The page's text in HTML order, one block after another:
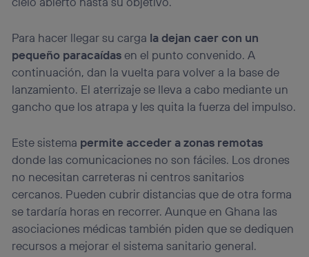
Para hacer llegar su carga la dejan caer con un
pequeño paracaídasen el punto convenido. A
continuación, dan la vuelta para volver a la base de
lanzamiento. El aterrizaje se lleva a cabo mediante un
gancho que los atrapa y les quita la fuerza del impulso.
Este sistema permite acceder a zonas remotas
donde las comunicaciones no son fáciles. Los drones
no necesitan carreteras ni centros sanitarios
cercanos. Pueden cubrir distancias que de otra forma
se tardaría horas en recorrer. Aunque en Ghana las
asociaciones médicas también piden que se dediquen
recursos a mejorar el sistema sanitario general.